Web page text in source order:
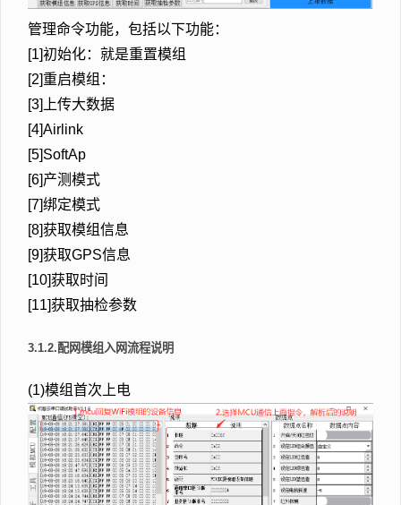
管理命令功能，包括以下功能：
[1]初始化：就是重置模组
[2]重启模组：
[3]上传大数据
[4]Airlink
[5]SoftAp
[6]产测模式
[7]绑定模式
[8]获取模组信息
[9]获取GPS信息
[10]获取时间
[11]获取抽检参数
3.1.2.配网模组入网流程说明
(1)模组首次上电